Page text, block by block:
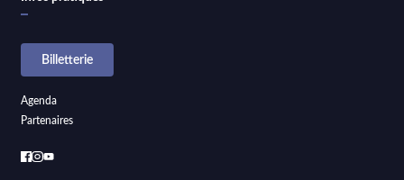
Billetterie
Agenda
Partenaires